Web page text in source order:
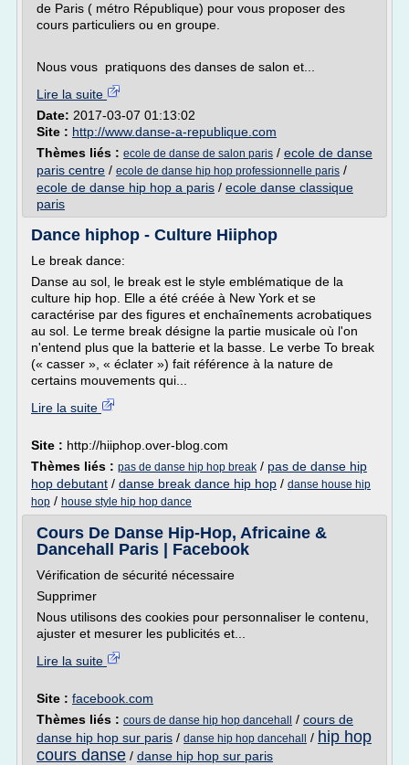
de Paris ( métro République) pour vous proposer des
cours particuliers ou en groupe.
Nous vous pratiquons des danses de salon et...
Lire la suite
Date: 2017-03-07 01:13:02
Site : http://www.danse-a-republique.com
Thèmes liés : ecole de danse de salon paris / ecole de danse
paris centre / ecole de danse hip hop professionnelle paris /
ecole de danse hip hop a paris / ecole danse classique
paris
Dance hiphop - Culture Hiiphop
Le break dance:
Danse au sol, le break est le style emblématique de la
culture hip hop. Elle a été créée à New York et se
caractérise par des figures et enchaînements acrobatiques
au sol. Le terme break désigne la partie musicale où l'on
n'entend plus que la batterie et la basse. Le verbe To break
(« casser », « éclater ») fait référence à la nature de
certains mouvements qui...
Lire la suite
Site : http://hiiphop.over-blog.com
Thèmes liés : pas de danse hip hop break / pas de danse hip
hop debutant / danse break dance hip hop / danse house hip
hop / house style hip hop dance
Cours De Danse Hip-Hop, Africaine &
Dancehall Paris | Facebook
Vérification de sécurité nécessaire
Supprimer
Nous utilisons des cookies pour personnaliser le contenu,
ajuster et mesurer les publicités et...
Lire la suite
Site : facebook.com
Thèmes liés : cours de danse hip hop dancehall / cours de
danse hip hop sur paris / danse hip hop dancehall / hip hop
cours danse / danse hip hop sur paris